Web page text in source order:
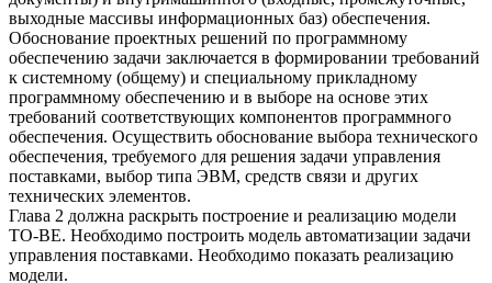
выходные массивы информационных баз) обеспечения.
Обоснование проектных решений по программному
обеспечению задачи заключается в формировании требований
к системному (общему) и специальному прикладному
программному обеспечению и в выборе на основе этих
требований соответствующих компонентов программного
обеспечения. Осуществить обоснование выбора технического
обеспечения, требуемого для решения задачи управления
поставками, выбор типа ЭВМ, средств связи и других
технических элементов.
Глава 2 должна раскрыть построение и реализацию модели
TO-BE. Необходимо построить модель автоматизации задачи
управления поставками. Необходимо показать реализацию
модели.